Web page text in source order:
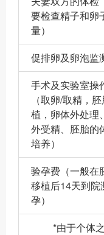
要检查精子和卵
量）
促排卵及卵泡监
手术及实验室操
（取卵/取精，
植，卵体外处理
外受精、胚胎的
培养）
验孕费（一般在
移植后14天到院
孕）
*由于个体